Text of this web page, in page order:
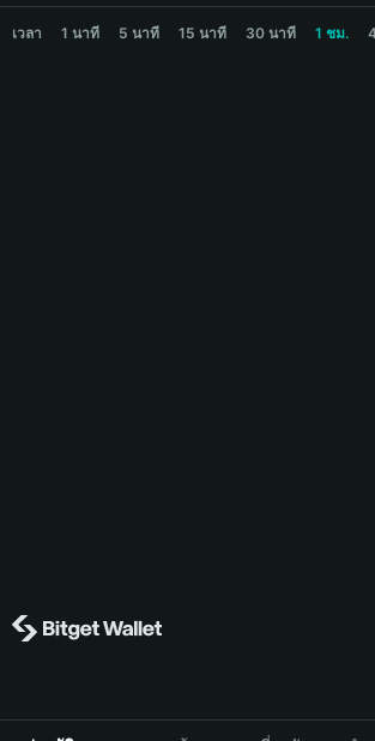
Bahasa Indonesia
WORLDCUP Price Chart
เวลา 1 นาที 5 นาที 15 นาที 30 นาที 1 ชม.